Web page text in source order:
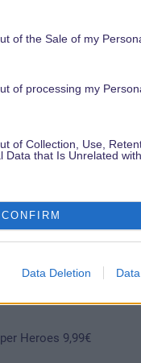
of the Sale of my
of processing my
of Collection, Use,
Data that Is Unrelated
CONFIRM
Data Deletion
unlimitiert 9,99€
16, unlimitiert 6,99€
auf 700 Exemplare,
unlimitiert 6,99€
Heroes 9,99€